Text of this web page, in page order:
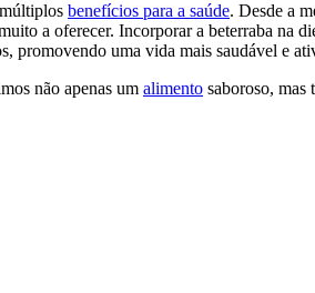
benefícios para a saúde. Desde a
a oferecer. Incorporar a beterraba na
promovendo uma vida mais saudável e
não apenas um alimento saboroso, mas